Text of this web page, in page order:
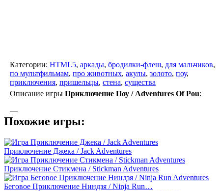
Категории: HTML5, аркады, бродилки-флеш, для мальчиков,
по мультфильмам, про животных, акулы, золото, поу,
приключения, пришельцы, стена, существа
Описание игры Приключение Поу / Adventures Of Pou:
—
Похожие игры:
Приключение Джека / Jack Adventures
Приключение Стикмена / Stickman Adventures
Беговое Приключение Ниндзя / Ninja Run…